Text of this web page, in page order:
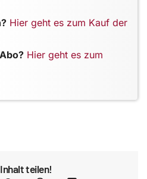
Hier geht es zum Kauf der
Hier geht es zum
teilen!